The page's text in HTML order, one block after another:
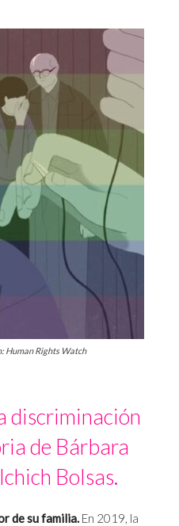
Human Rights Watch
discriminación
de Bárbara
Bolsas.
de su familia. En 2019, la